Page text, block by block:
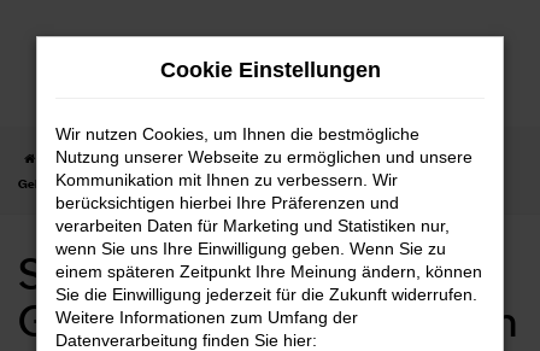
Zum
Startseite Fellbach Škoda Škoda Kamiq
Skoda Kamiq
Gebrauchtwagen Fellbach
Skoda Kamiq
Gebrauchtwagen Fellbach
Cookie Einstellungen
Wir nutzen Cookies, um Ihnen die bestmögliche
Nutzung unserer Webseite zu ermöglichen und unsere
Kommunikation mit Ihnen zu verbessern. Wir
berücksichtigen hierbei Ihre Präferenzen und
verarbeiten Daten für Marketing und Statistiken nur,
wenn Sie uns Ihre Einwilligung geben. Wenn Sie zu
einem späteren Zeitpunkt Ihre Meinung ändern, können
Sie die Einwilligung jederzeit für die Zukunft widerrufen.
Weitere Informationen zum Umfang der
Datenverarbeitung finden Sie hier: